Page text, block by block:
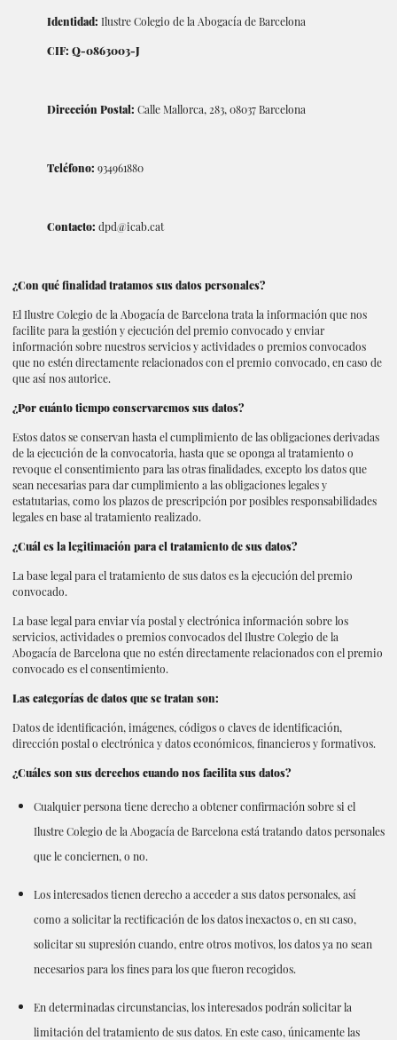
Identidad: Ilustre Colegio de la Abogacía de Barcelona
CIF: Q-0863003-J
Dirección Postal: Calle Mallorca, 283, 08037 Barcelona
Teléfono: 934961880
Contacto: dpd@icab.cat
¿Con qué finalidad tratamos sus datos personales?
El Ilustre Colegio de la Abogacía de Barcelona trata la información que nos
facilite para la gestión y ejecución del premio convocado y enviar
información sobre nuestros servicios y actividades o premios convocados
que no estén directamente relacionados con el premio convocado, en caso de
que así nos autorice.
¿Por cuánto tiempo conservaremos sus datos?
Estos datos se conservan hasta el cumplimiento de las obligaciones derivadas
de la ejecución de la convocatoria, hasta que se oponga al tratamiento o
revoque el consentimiento para las otras finalidades, excepto los datos que
sean necesarias para dar cumplimiento a las obligaciones legales y
estatutarias, como los plazos de prescripción por posibles responsabilidades
legales en base al tratamiento realizado.
¿Cuál es la legitimación para el tratamiento de sus datos?
La base legal para el tratamiento de sus datos es la ejecución del premio
convocado.
La base legal para enviar vía postal y electrónica información sobre los
servicios, actividades o premios convocados del Ilustre Colegio de la
Abogacía de Barcelona que no estén directamente relacionados con el premio
convocado es el consentimiento.
Las categorías de datos que se tratan son:
Datos de identificación, imágenes, códigos o claves de identificación,
dirección postal o electrónica y datos económicos, financieros y formativos.
¿Cuáles son sus derechos cuando nos facilita sus datos?
Cualquier persona tiene derecho a obtener confirmación sobre si el
Ilustre Colegio de la Abogacía de Barcelona está tratando datos personales
que le conciernen, o no.
Los interesados ​​tienen derecho a acceder a sus datos personales, así
como a solicitar la rectificación de los datos inexactos o, en su caso,
solicitar su supresión cuando, entre otros motivos, los datos ya no sean
necesarios para los fines para los que fueron recogidos.
En determinadas circunstancias, los interesados ​​podrán solicitar la
limitación del tratamiento de sus datos. En este caso, únicamente las